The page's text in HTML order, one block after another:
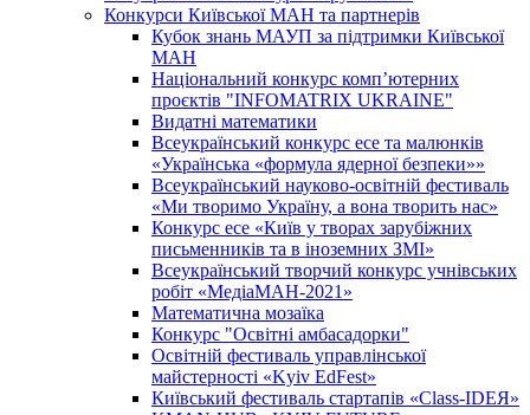
Конкурси Київської МАН та партнерів
Кубок знань МАУП за підтримки Київської
МАН
Національний конкурс комп’ютерних
проєктів "INFOMATRIX UKRAINE"
Видатні математики
Всеукраїнський конкурс есе та малюнків
«Українська «формула ядерної безпеки»»
Всеукраїнський науково-освітній фестиваль
«Ми творимо Україну, а вона творить нас»
Конкурс есе «Київ у творах зарубіжних
письменників та в іноземних ЗМІ»
Всеукраїнський творчий конкурс учнівських
робіт «МедіаМАН-2021»
Математична мозаїка
Конкурс "Освітні амбасадорки"
Освітній фестиваль управлінської
майстерності «Kyiv EdFest»
Київський фестиваль стартапів «Class-IDEЯ»